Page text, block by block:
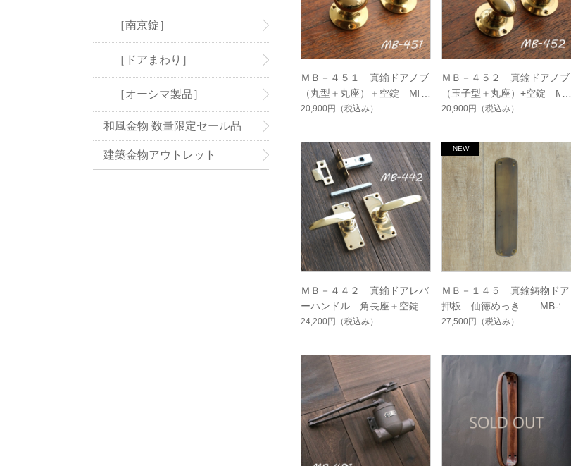
ＭＢ－４５１ 真鍮ドアノブ
（丸型＋丸座）＋空錠 MB-
451
20,900円 （税込み）
ＭＢ－４５２ 真鍮ドアノブ
（玉子型＋丸座）+空錠 MB
-452
20,900円 （税込み）
ＭＢ－４４２ 真鍮ドアレバ
ーハンドル 角長座＋空錠
磨き MB-442
24,200円 （税込み）
ＭＢ－１４５ 真鍮鋳物ドア
押板 仙徳めっき MB-14
5
27,500円 （税込み）
［南京錠］
［ドアまわり］
［オーシマ製品］
和風金物 数量限定セール品
建築金物アウトレット